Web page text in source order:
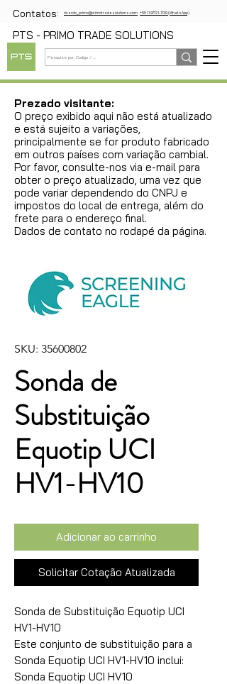
Contatos: ricardo_primo@primotradesolutions.com +55 11 97721-1739 (WhatsApp)
PTS - PRIMO TRADE SOLUTIONS
Prezado visitante:
O preço exibido aqui não está atualizado
e está sujeito a variações,
principalmente se for produto fabricado
em outros países com variação cambial.
Por favor, consulte-nos via e-mail para
obter o preço atualizado, uma vez que
pode variar dependendo do CNPJ e
impostos do local de entrega, além do
frete para o endereço final.
Dados de contato no rodapé da página.
SKU: 35600802
Sonda de
Substituição
Equotip UCI
HV1-HV10
Adicionar ao carrinho
Solicitar Cotação Atualizada
Sonda de Substituição Equotip UCI
HV1-HV10
Este conjunto de substituição para a
Sonda Equotip UCI HV1-HV10 inclui:
Sonda Equotip UCI HV10